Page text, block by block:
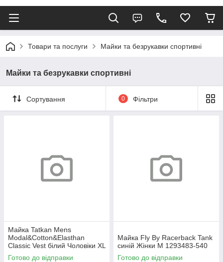
Товари та послуги Майки та безрукавки спортивні
Майки та безрукавки спортивні
Сортування 0 Фільтри
Майка Tatkan Mens
Modal&Cotton&Elasthan
Classic Vest білий Чоловіки XL
585018-001
Готово до відправки
Майка Fly By Racerback Tank
синій Жінки M 1293483-540
Готово до відправки